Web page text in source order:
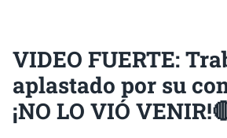
VIDEO FUERTE:
aplastado por su
¡NO LO VIÓ